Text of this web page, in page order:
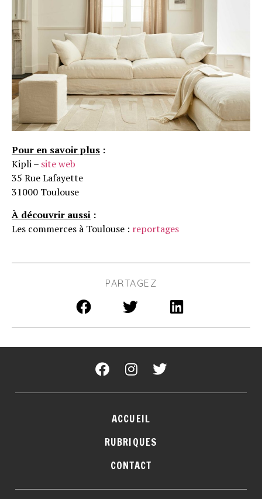
Pour en savoir plus :
Kipli – site web
35 Rue Lafayette
31000 Toulouse
À découvrir aussi :
Les commerces à Toulouse : reportages
PARTAGEZ
ACCUEIL
RUBRIQUES
CONTACT